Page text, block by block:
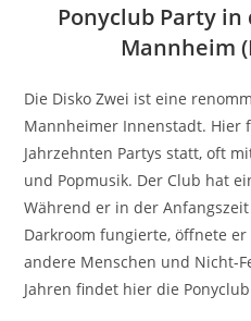
Ponyclub Party
Mannheim
Die Disko Zwei ist eine
Mannheimer Innenstadt. Hier
Jahrzehnten Partys statt, oft
und Popmusik. Der Club hat
Während er in der
Darkroom fungierte, öffnete
andere Menschen und Nicht-
Jahren findet hier die